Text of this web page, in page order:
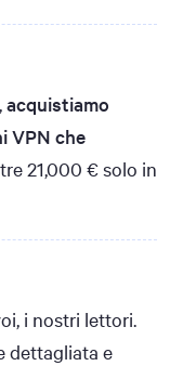
acquistiamo
VPN che
21,000 € solo in
i nostri lettori.
dettagliata e